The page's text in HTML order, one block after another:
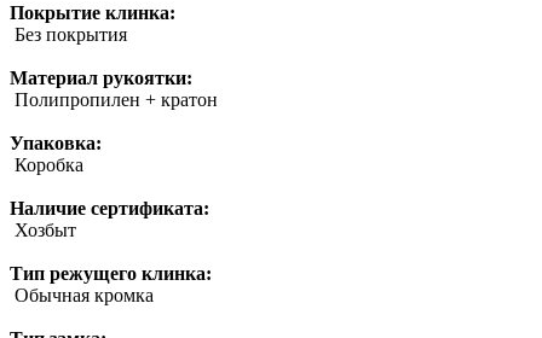
Покрытие клинка:
Без покрытия
Материал рукоятки:
Полипропилен + кратон
Упаковка:
Коробка
Наличие сертификата:
Хозбыт
Тип режущего клинка:
Обычная кромка